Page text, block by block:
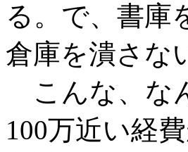
る。で、書庫
倉庫を潰さな
こんな、な
100万近い経